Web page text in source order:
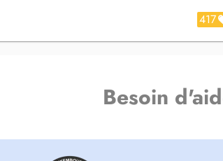
417
Besoin